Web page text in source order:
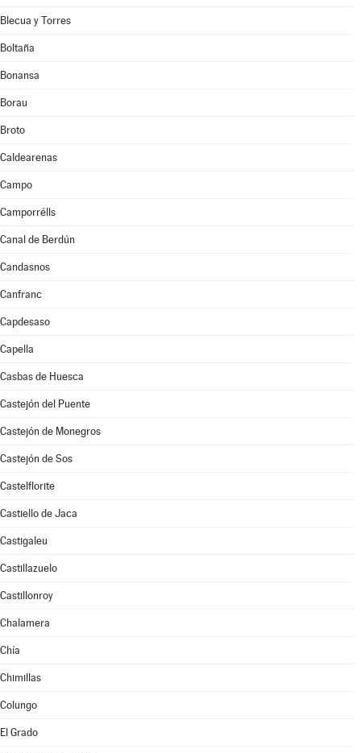
Blecua y Torres
Boltaña
Bonansa
Borau
Broto
Caldearenas
Campo
Camporrélls
Canal de Berdún
Candasnos
Canfranc
Capdesaso
Capella
Casbas de Huesca
Castejón del Puente
Castejón de Monegros
Castejón de Sos
Castelflorite
Castiello de Jaca
Castigaleu
Castillazuelo
Castillonroy
Chalamera
Chía
Chimillas
Colungo
El Grado